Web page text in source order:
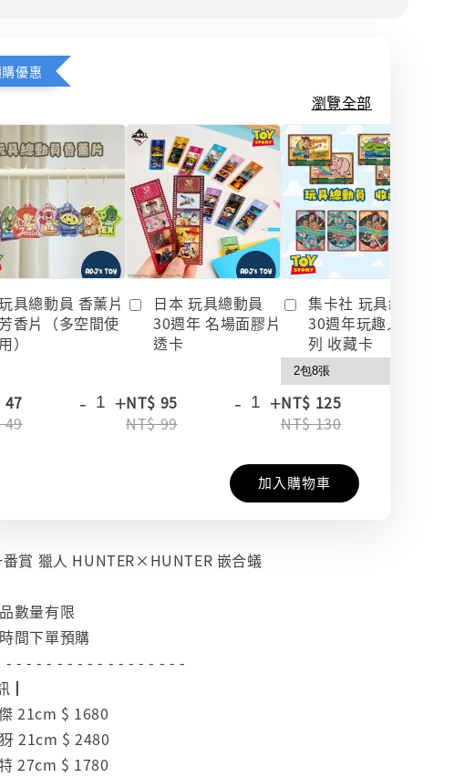
優惠
瀏覽全部
具總動員 香薰片
芳香片（多空間使
用）
47
49
- +
日本 玩具總動員
30週年 名場面膠片
透卡
NT$ 95
NT$ 99
- +
集卡社 玩具總動員
30週年玩趣人生系
列 收藏卡
NT$ 125
NT$ 130
加入購物車
賞 獵人 HUNTER×HUNTER 嵌合蟻
數量有限
間下單預購
- - - - - - - - - - - - - - - - - -
┃
21cm $ 1680
21cm $ 2480
27cm $ 1780